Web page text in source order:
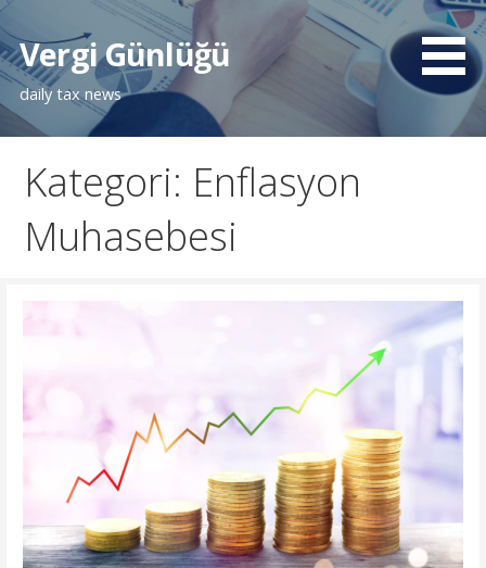
İçeriğe
atlaVergi Günlüğü
daily tax news
Kategori: Enflasyon
Muhasebesi